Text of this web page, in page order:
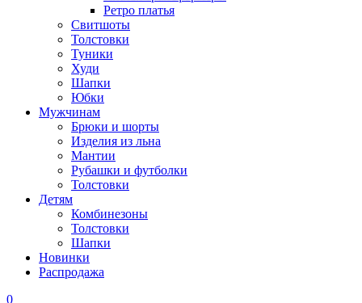
Ретро платья
Свитшоты
Толстовки
Туники
Худи
Шапки
Юбки
Мужчинам
Брюки и шорты
Изделия из льна
Мантии
Рубашки и футболки
Толстовки
Детям
Комбинезоны
Толстовки
Шапки
Новинки
Распродажа
0